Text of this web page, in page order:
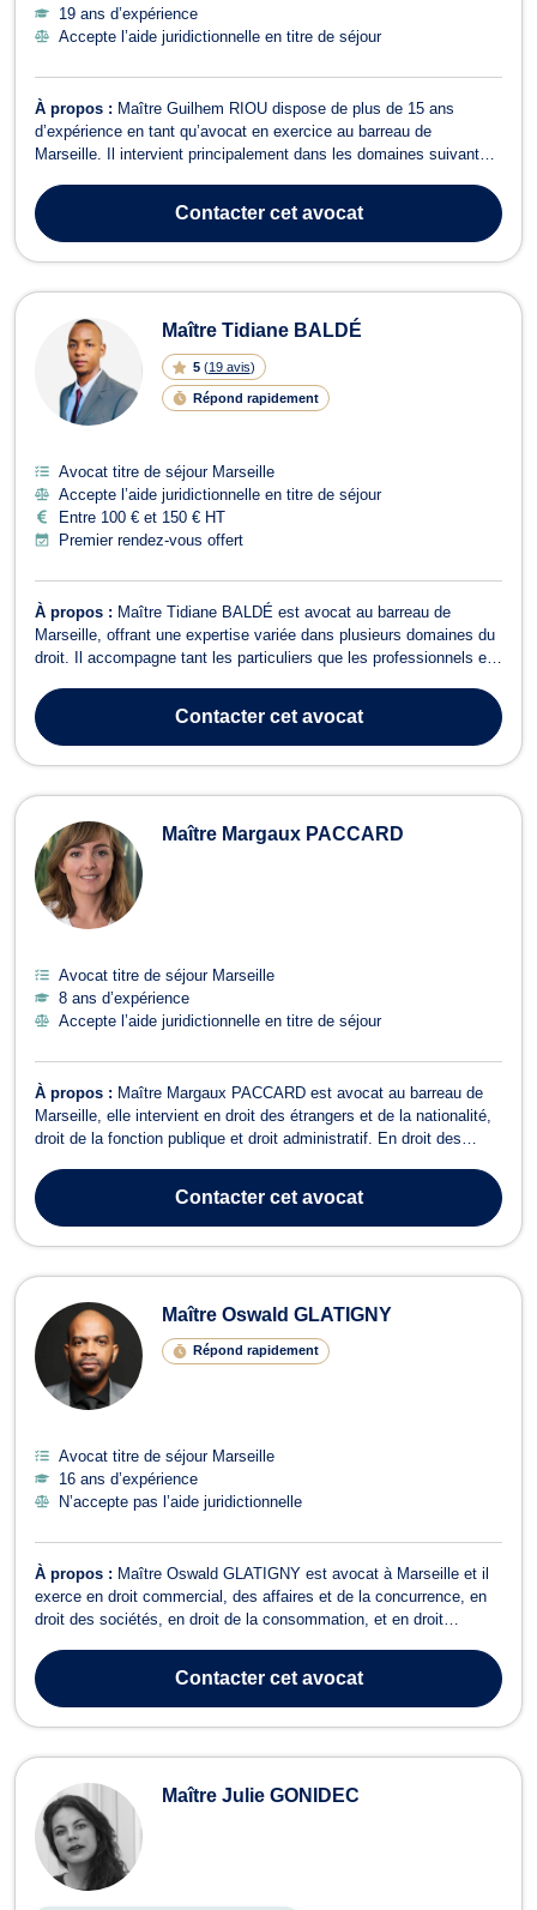
19 ans d’expérience
Accepte l’aide juridictionnelle en titre de séjour
À propos : Maître Guilhem RIOU dispose de plus de 15 ans
d’expérience en tant qu’avocat en exercice au barreau de
Marseille. Il intervient principalement dans les domaines suivants :
d’accident, d’agression, d’erreur médicale et réparation du
dommage corporel et maté...
Contactercet avocat
Maître Tidiane BALDÉ
5 (19 avis)
Répond rapidement
Avocat titre de séjour Marseille
Accepte l’aide juridictionnelle en titre de séjour
Entre 100 € et 150 € HT
Premier rendez-vous offert
À propos : Maître Tidiane BALDÉ est avocat au barreau de
Marseille, offrant une expertise variée dans plusieurs domaines du
droit. Il accompagne tant les particuliers que les professionnels en
Baux commerciaux : Assistance dans la rédaction et la gestion
des baux co...
Contactercet avocat
Maître Margaux PACCARD
Avocat titre de séjour Marseille
8 ans d’expérience
Accepte l’aide juridictionnelle en titre de séjour
À propos : Maître Margaux PACCARD est avocat au barreau de
Marseille, elle intervient en droit des étrangers et de la nationalité,
droit de la fonction publique et droit administratif. En droit des
et vous conseille dans le cadre de votre demande de titre de
séjour, de vis...
Contactercet avocat
Maître Oswald GLATIGNY
Répond rapidement
Avocat titre de séjour Marseille
16 ans d’expérience
N’accepte pas l’aide juridictionnelle
À propos : Maître Oswald GLATIGNY est avocat à Marseille et il
exerce en droit commercial, des affaires et de la concurrence, en
droit des sociétés, en droit de la consommation, et en droit
commercial, des affaires et de la concurrence si vous êtes engagé
dans une procédur... Contactercet avocat
Maître Julie GONIDEC